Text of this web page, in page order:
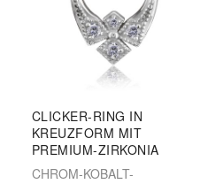
CLICKER-RING IN
KREUZFORM MIT
PREMIUM-ZIRKONIA
CHROM-KOBALT-